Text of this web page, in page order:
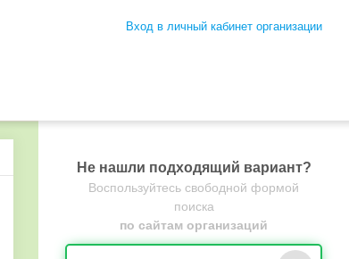
Вход в личный кабинет организации
Не нашли подходящий вариант?
Воспользуйтесь свободной формой
поиска
по сайтам организаций